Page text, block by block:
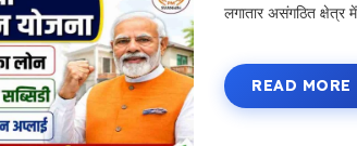
लगातार असंगठित क्षेत्र
READ MORE